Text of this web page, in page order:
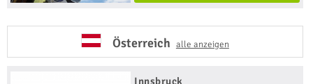
Österreich alle anzeigen
Innsbruck